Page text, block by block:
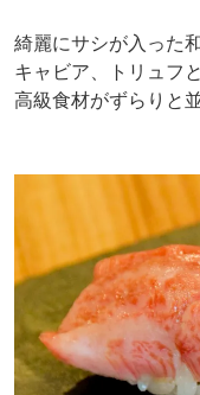
綺麗にサシが入った
キャビア、トリュフ
高級食材がずらりと